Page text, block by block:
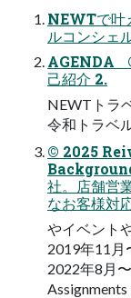
NEWTで叶
ルコンシ
AGENDA
⼰紹介 2.
NEWTトラ
令和トラベ
© 2025
社。店舗営
なお客様対
やイベント
2019年11⽉
2022年8⽉